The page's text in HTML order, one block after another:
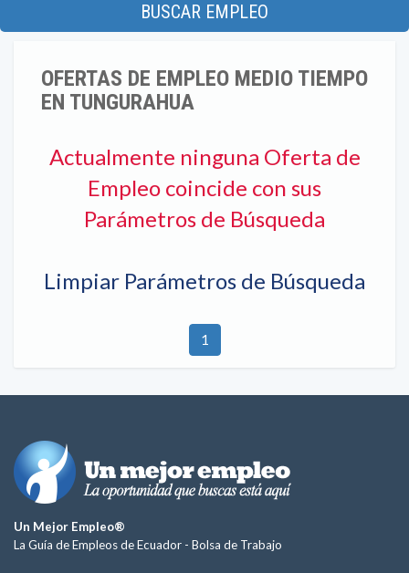
BUSCAR EMPLEO
OFERTAS DE EMPLEO MEDIO TIEMPO
EN TUNGURAHUA
Actualmente ninguna Oferta de
Empleo coincide con sus
Parámetros de Búsqueda
Limpiar Parámetros de Búsqueda
1
Un Mejor Empleo®
La Guía de Empleos de Ecuador - Bolsa de Trabajo